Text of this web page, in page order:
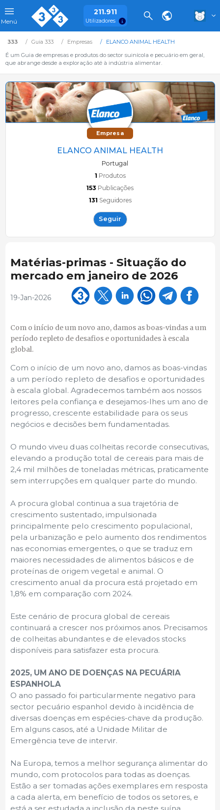
Menú
211.911
Utilizadores
333 Guia 333 Empresas
ELANCO ANIMAL HEALTH
É um Guia de empresas e produtos do sector suinícola e pecuário em geral,
que abrange desde a exploração até à indústria alimentar.
Empresa
ELANCO ANIMAL HEALTH
Portugal
1 Produtos
153 Publicações
131 Seguidores
Seguir
Matérias-primas - Situação do
mercado em janeiro de 2026
19-Jan-2026
Com o início de um novo ano, damos as boas-vindas a um
período repleto de desafios e oportunidades à escala
global.
Com o início de um novo ano, damos as boas-vindas
a um período repleto de desafios e oportunidades
à escala global. Agradecemos também aos nossos
leitores pela confiança e desejamos-lhes um ano de
progresso, crescente estabilidade para os seus
negócios e decisões bem fundamentadas.
O mundo viveu duas colheitas recorde consecutivas,
elevando a produção total de cereais para mais de
2,4 mil milhões de toneladas métricas, praticamente
sem interrupções em qualquer parte do mundo.
A procura global continua a sua trajetória de
crescimento sustentado, impulsionada
principalmente pelo crescimento populacional,
pela urbanização e pelo aumento dos rendimentos
nas economias emergentes, o que se traduz em
maiores necessidades de alimentos básicos e de
proteínas de origem vegetal e animal. O
crescimento anual da procura está projetado em
1,8% em comparação com 2024.
Este cenário de procura global de cereais
continuará a crescer nos próximos anos. Precisamos
de colheitas abundantes e de elevados stocks
disponíveis para satisfazer esta procura.
2025, UM ANO DE DOENÇAS NA PECUÁRIA
ESPANHOLA
O ano passado foi particularmente negativo para
sector pecuário espanhol devido à incidência de
diversas doenças em espécies-chave da produção.
Em alguns casos, até a Unidade Militar de
Emergência teve de intervir.
Na Europa, temos a melhor segurança alimentar do
mundo, com protocolos para todas as doenças.
Estão a ser tomadas ações exemplares em resposta
a cada alerta, em benefício de todos os setores, e